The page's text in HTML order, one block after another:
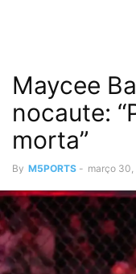
Maycee
nocaute:
morta”
By M5PORTS - março